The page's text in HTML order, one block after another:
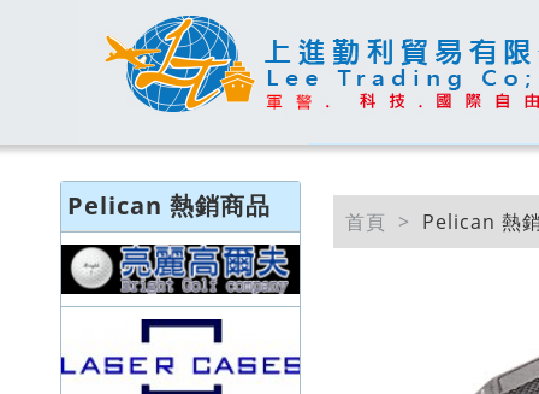
Pelican 熱銷商品 首頁 Pelican 熱